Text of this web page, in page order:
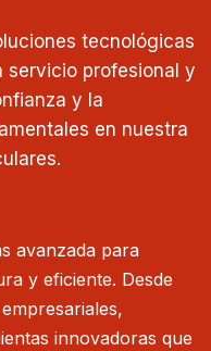
tecnológicas
servicio profesional y
y la
en nuestra
avanzada para
y eficiente. Desde
innovadoras que